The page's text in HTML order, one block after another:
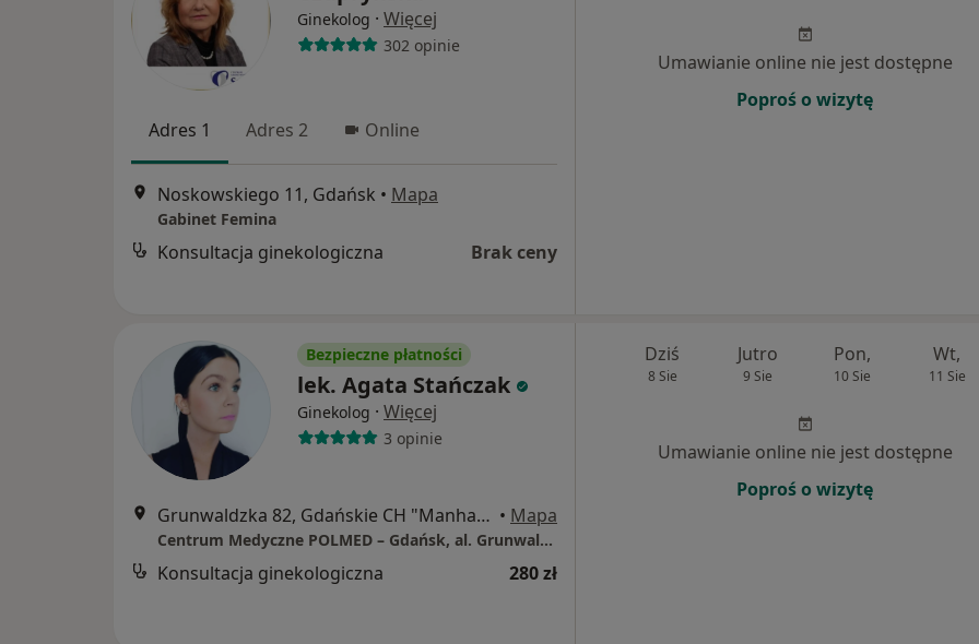
Ginekolog · Więcej
302 opinie
Adres 1 Adres 2 Online
Noskowskiego 11, Gdańsk • Mapa
Gabinet Femina
Konsultacja ginekologiczna Brak ceny
Umawianie online nie jest dostępne
Poproś o wizytę
Bezpieczne płatności
lek. Agata Stańczak
Ginekolog · Więcej
3 opinie
Grunwaldzka 82, Gdańskie CH "Manhattan", Gdańsk • Mapa
Centrum Medyczne POLMED – Gdańsk, al. Grunwaldzka 82
Konsultacja ginekologiczna 280 zł
Dziś
8 Sie
Jutro
9 Sie
Pon,
10 Sie
Wt,
11 Sie
Umawianie online nie jest dostępne
Poproś o wizytę